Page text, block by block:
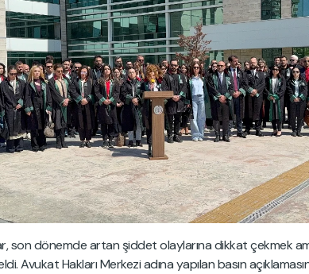
son dönemde artan şiddet olaylarına dikkat çekmek
Avukat Hakları Merkezi adına yapılan basın